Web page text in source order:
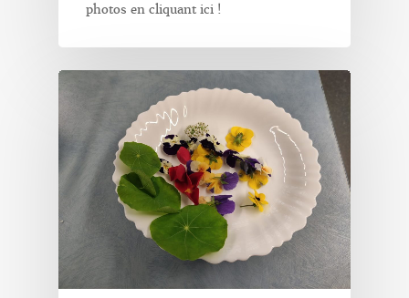
photos en cliquant ici !